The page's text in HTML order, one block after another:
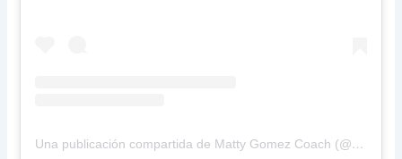
Una publicación compartida de Matty Gomez Coach (@matty.gomez.coach)